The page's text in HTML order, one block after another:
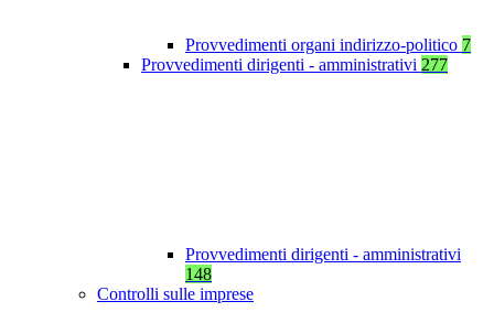
Provvedimenti organi indirizzo-politico 7
Provvedimenti dirigenti - amministrativi 277
Provvedimenti dirigenti - amministrativi
148
Controlli sulle imprese